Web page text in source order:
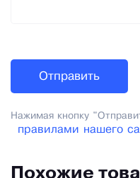
Нажимая кнопку
правилами нашего
Похожие